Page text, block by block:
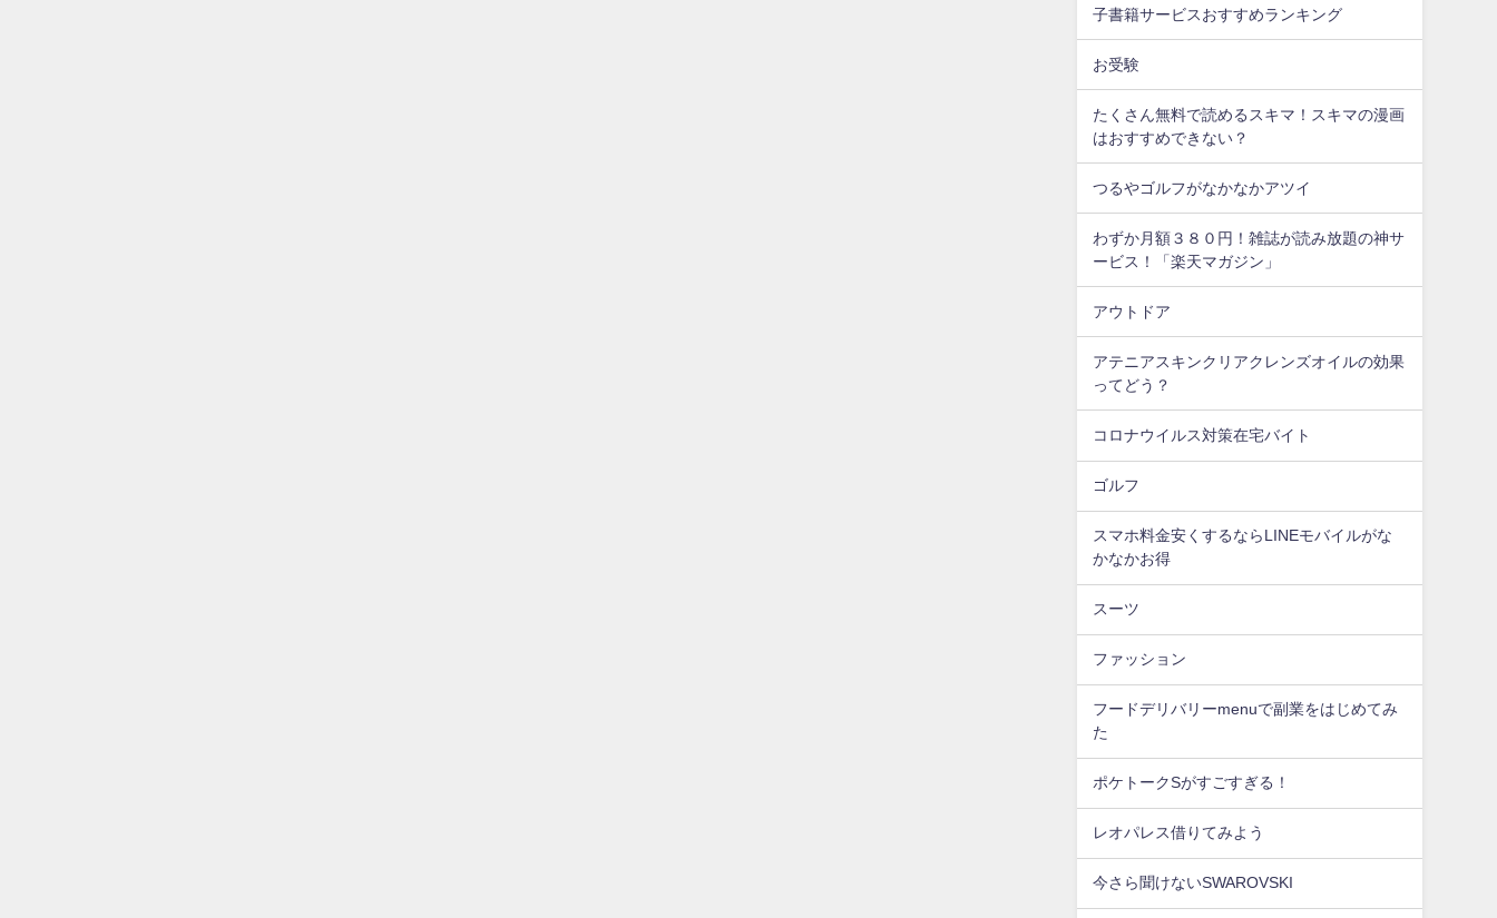
子書籍サービスおすすめランキング
お受験
たくさん無料で読めるスキマ！スキマの漫画
はおすすめできない？
つるやゴルフがなかなかアツイ
わずか月額３８０円！雑誌が読み放題の神サ
ービス！「楽天マガジン」
アウトドア
アテニアスキンクリアクレンズオイルの効果
ってどう？
コロナウイルス対策在宅バイト
ゴルフ
スマホ料金安くするならLINEモバイルがな
かなかお得
スーツ
ファッション
フードデリバリーmenuで副業をはじめてみ
た
ポケトークSがすごすぎる！
レオパレス借りてみよう
今さら聞けないSWAROVSKI